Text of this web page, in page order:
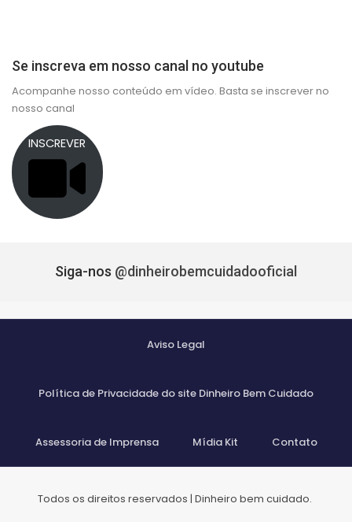
Se inscreva em nosso canal no youtube
Acompanhe nosso conteúdo em vídeo. Basta se inscrever no
nosso canal
INSCREVER
Siga-nos @dinheirobemcuidadooficial
Aviso Legal
Política de Privacidade do site Dinheiro Bem Cuidado
Assessoria de Imprensa Mídia Kit Contato
Todos os direitos reservados | Dinheiro bem cuidado.